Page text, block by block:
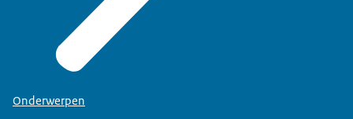
Onderwerpen